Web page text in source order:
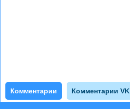
Комментарии Комментарии VK